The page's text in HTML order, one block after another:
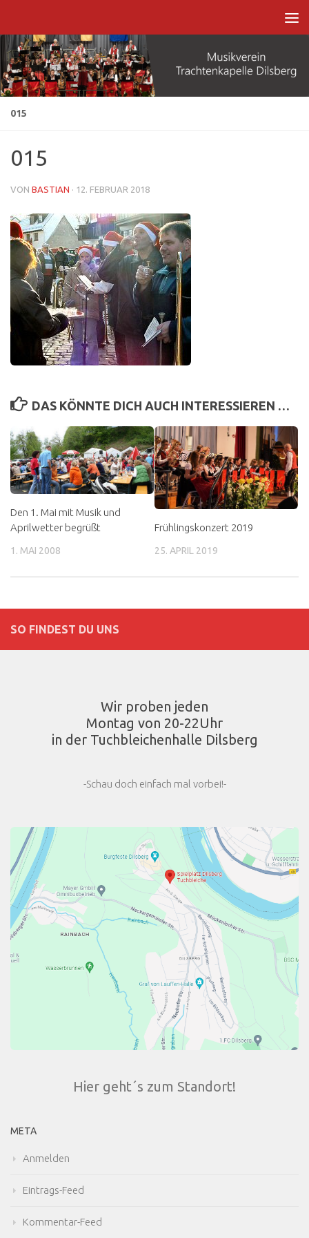
015
015
VON BASTIAN · 12. FEBRUAR 2018
DAS KÖNNTE DICH AUCH INTERESSIEREN …
Den 1. Mai mit Musik und
Aprilwetter begrüßt
1. MAI 2008
Frühlingskonzert 2019
25. APRIL 2019
SO FINDEST DU UNS
Wir proben jeden
Montag von 20-22Uhr
in der Tuchbleichenhalle Dilsberg
-Schau doch einfach mal vorbei!-
Hier geht´s zum Standort!
META
Anmelden
Eintrags-Feed
Kommentar-Feed